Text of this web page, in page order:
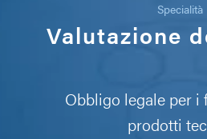
Specialità
Valutazione
Obbligo legale per i
prodotti